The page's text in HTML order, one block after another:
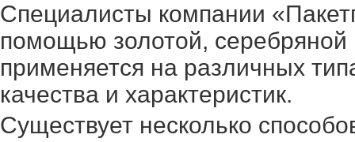
Специалисты компании
помощью золотой,
применяется на различных
качества и характеристик.
Существует несколько